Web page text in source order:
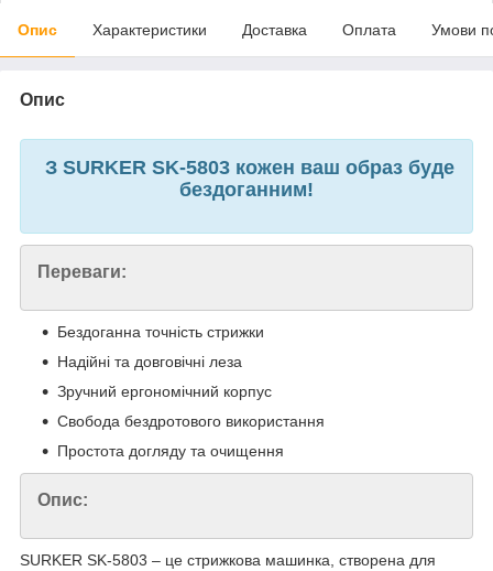
Опис Характеристики Доставка Оплата Умови
Опис
З SURKER SK-5803 кожен ваш образ буде
бездоганним!
Переваги:
Бездоганна точність стрижки
Надійні та довговічні леза
Зручний ергономічний корпус
Свобода бездротового використання
Простота догляду та очищення
Опис:
SURKER SK-5803 – це стрижкова машинка, створена для